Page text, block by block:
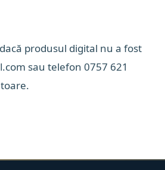
produsul digital nu a fost
sau telefon 0757 621